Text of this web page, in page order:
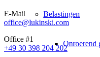
Belastingen
Onroerend
E-Mail
office@lukinski.com
Office #1
+49 30 398 204 202